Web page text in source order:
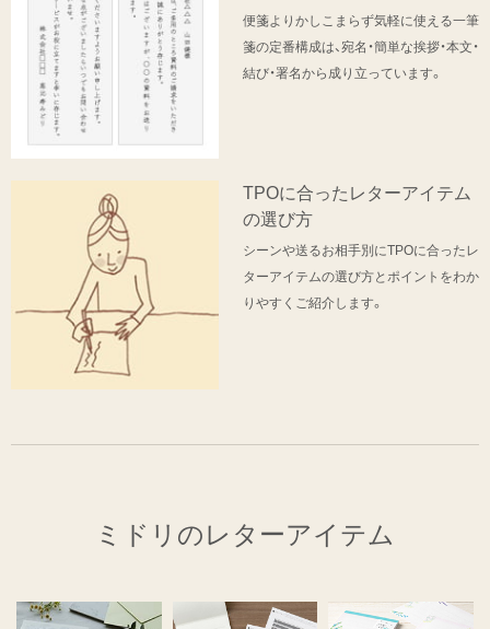
便箋よりかしこまらず気軽に使える一筆
箋の定番構成は、宛名・簡単な挨拶・本文・
結び・署名から成り立っています。
TPOに合ったレターアイテム
の選び方
シーンや送るお相手別にTPOに合ったレ
ターアイテムの選び方とポイントをわか
りやすくご紹介します。
ミドリのレターアイテム